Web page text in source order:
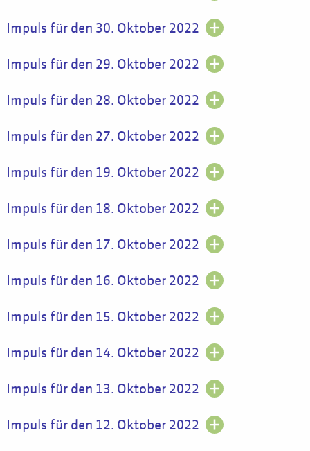
Impuls für den 30. Oktober 2022
Impuls für den 29. Oktober 2022
Impuls für den 28. Oktober 2022
Impuls für den 27. Oktober 2022
Impuls für den 19. Oktober 2022
Impuls für den 18. Oktober 2022
Impuls für den 17. Oktober 2022
Impuls für den 16. Oktober 2022
Impuls für den 15. Oktober 2022
Impuls für den 14. Oktober 2022
Impuls für den 13. Oktober 2022
Impuls für den 12. Oktober 2022